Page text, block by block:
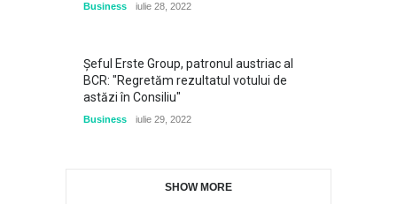
Business iulie 28, 2022
Șeful Erste Group, patronul austriac al
BCR: "Regretăm rezultatul votului de
astăzi în Consiliu"
Business iulie 29, 2022
SHOW MORE